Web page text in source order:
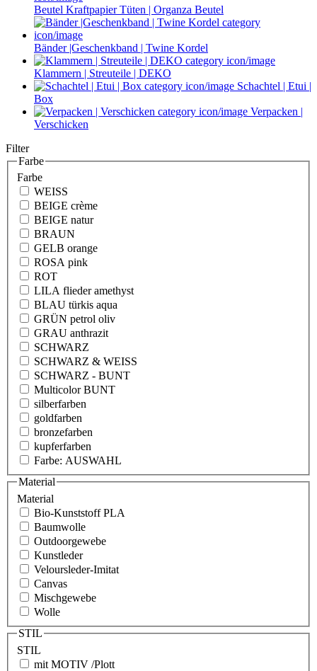
Beutel Kraftpapier Tüten | Organza Beutel
Bänder |Geschenkband | Twine Kordel
Klammern | Streuteile | DEKO
Schachtel | Etui |
Box
Verpacken |
Verschicken
Filter
Farbe
Farbe
WEISS
BEIGE crème
BEIGE natur
BRAUN
GELB orange
ROSA pink
ROT
LILA flieder amethyst
BLAU türkis aqua
GRÜN petrol oliv
GRAU anthrazit
SCHWARZ
SCHWARZ & WEISS
SCHWARZ - BUNT
Multicolor BUNT
silberfarben
goldfarben
bronzefarben
kupferfarben
Farbe: AUSWAHL
Material
Material
Bio-Kunststoff PLA
Baumwolle
Outdoorgewebe
Kunstleder
Veloursleder-Imitat
Canvas
Mischgewebe
Wolle
STIL
STIL
mit MOTIV /Plott